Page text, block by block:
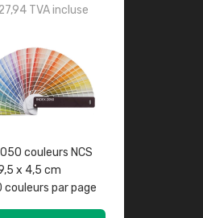
TVA incluse
couleurs NCS
x 4,5 cm
couleurs par page